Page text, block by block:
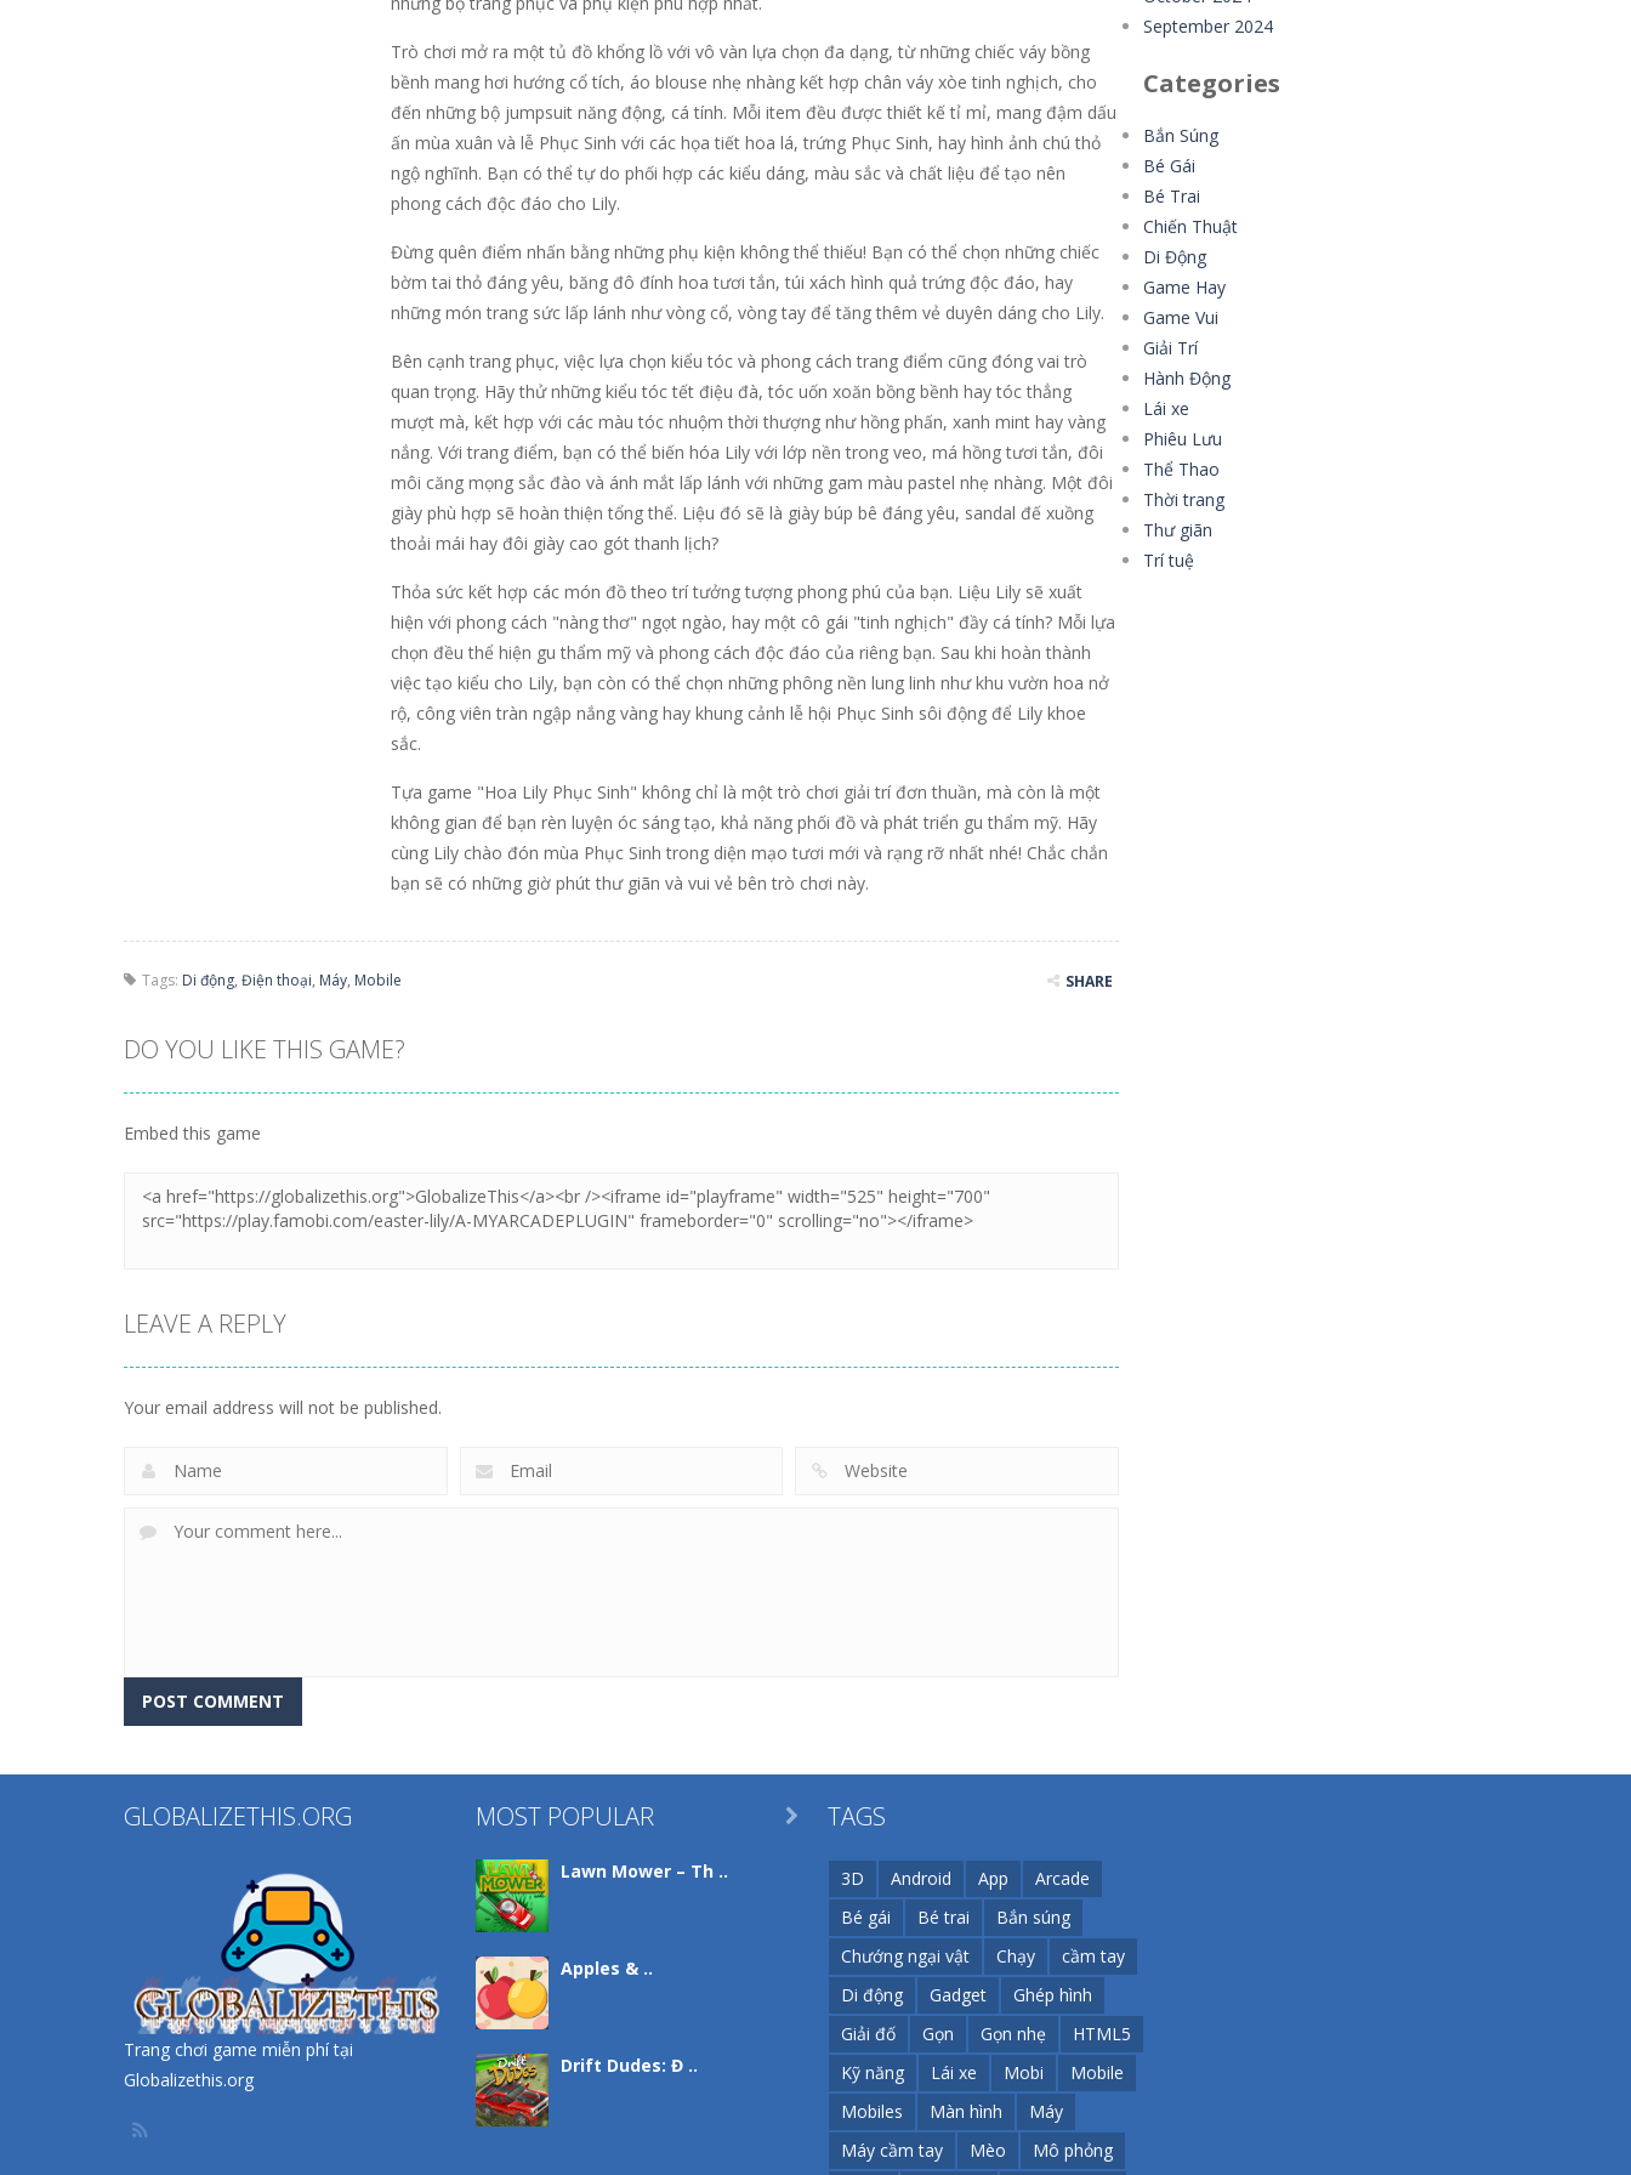
Trò chơi mở ra một tủ đồ khổng lồ với vô vàn lựa chọn đa dạng, từ những chiếc váy bồng
bềnh mang hơi hướng cổ tích, áo blouse nhẹ nhàng kết hợp chân váy xòe tinh nghịch, cho
đến những bộ jumpsuit năng động, cá tính. Mỗi item đều được thiết kế tỉ mỉ, mang đậm dấu
ấn mùa xuân và lễ Phục Sinh với các họa tiết hoa lá, trứng Phục Sinh, hay hình ảnh chú thỏ
ngộ nghĩnh. Bạn có thể tự do phối hợp các kiểu dáng, màu sắc và chất liệu để tạo nên
phong cách độc đáo cho Lily.
Đừng quên điểm nhấn bằng những phụ kiện không thể thiếu! Bạn có thể chọn những chiếc
bờm tai thỏ đáng yêu, băng đô đính hoa tươi tắn, túi xách hình quả trứng độc đáo, hay
những món trang sức lấp lánh như vòng cổ, vòng tay để tăng thêm vẻ duyên dáng cho Lily.
Bên cạnh trang phục, việc lựa chọn kiểu tóc và phong cách trang điểm cũng đóng vai trò
quan trọng. Hãy thử những kiểu tóc tết điệu đà, tóc uốn xoăn bồng bềnh hay tóc thẳng
mượt mà, kết hợp với các màu tóc nhuộm thời thượng như hồng phấn, xanh mint hay vàng
nắng. Với trang điểm, bạn có thể biến hóa Lily với lớp nền trong veo, má hồng tươi tắn, đôi
môi căng mọng sắc đào và ánh mắt lấp lánh với những gam màu pastel nhẹ nhàng. Một đôi
giày phù hợp sẽ hoàn thiện tổng thể. Liệu đó sẽ là giày búp bê đáng yêu, sandal đế xuồng
thoải mái hay đôi giày cao gót thanh lịch?
Thỏa sức kết hợp các món đồ theo trí tưởng tượng phong phú của bạn. Liệu Lily sẽ xuất
hiện với phong cách "nàng thơ" ngọt ngào, hay một cô gái "tinh nghịch" đầy cá tính? Mỗi lựa
chọn đều thể hiện gu thẩm mỹ và phong cách độc đáo của riêng bạn. Sau khi hoàn thành
việc tạo kiểu cho Lily, bạn còn có thể chọn những phông nền lung linh như khu vườn hoa nở
rộ, công viên tràn ngập nắng vàng hay khung cảnh lễ hội Phục Sinh sôi động để Lily khoe
sắc.
Tựa game "Hoa Lily Phục Sinh" không chỉ là một trò chơi giải trí đơn thuần, mà còn là một
không gian để bạn rèn luyện óc sáng tạo, khả năng phối đồ và phát triển gu thẩm mỹ. Hãy
cùng Lily chào đón mùa Phục Sinh trong diện mạo tươi mới và rạng rỡ nhất nhé! Chắc chắn
bạn sẽ có những giờ phút thư giãn và vui vẻ bên trò chơi này.
Tags: Di động, Điện thoại, Máy, Mobile SHARE
DO YOU LIKE THIS GAME?
Embed this game
LEAVE A REPLY
Your email address will not be published.
September 2024
Categories
Bắn Súng
Bé Gái
Bé Trai
Chiến Thuật
Di Động
Game Hay
Game Vui
Giải Trí
Hành Động
Lái xe
Phiêu Lưu
Thể Thao
Thời trang
Thư giãn
Trí tuệ
GLOBALIZETHIS.ORG
Trang chơi game miễn phí tại
Globalizethis.org
MOST POPULAR
Lawn Mower – Th ..
Apples & ..
Drift Dudes: Đ ..
 TAGS
3D Android App
Arcade
Bé gái
Bé trai
Bắn súng
Chướng ngại vật
Chạy
cầm tay
Di động
Gadget
Ghép hình
Giải đố
Gọn Gọn nhẹ
HTML5
Kỹ năng
Lái xe Mobi
Mobile
Mobiles
Màn hình
Máy
Máy cầm tay
Mèo Mô phỏng